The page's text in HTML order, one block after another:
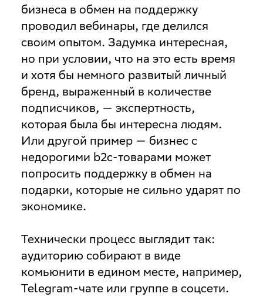
бизнеса в обмен на поддержку
проводил вебинары, где делился
своим опытом. Задумка интересная,
но при условии, что на это есть время
и хотя бы немного развитый личный
бренд, выраженный в количестве
подписчиков, — экспертность,
которая была бы интересна людям.
Или другой пример — бизнес с
недорогими b2c-товарами может
попросить поддержку в обмен на
подарки, которые не сильно ударят по
экономике.
Технически процесс выглядит так:
аудиторию собирают в виде
комьюнити в едином месте, например,
Telegram-чате или группе в соцсети.